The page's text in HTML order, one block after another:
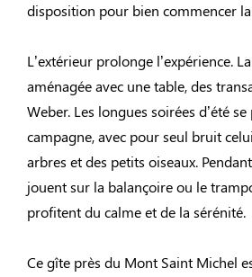
disposition pour bien commencer
L’extérieur prolonge l’expérience.
aménagée avec une table, des
Weber. Les longues soirées d’été se
campagne, avec pour seul bruit
arbres et des petits oiseaux.
jouent sur la balançoire ou le
profitent du calme et de la sérénité.
Ce gîte près du Mont Saint Michel